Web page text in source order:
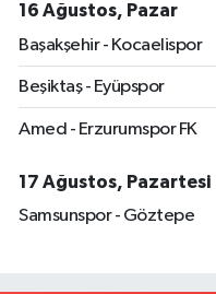
16 Ağustos, Pazar
Başakşehir - Kocaelispor
Beşiktaş - Eyüpspor
Amed - Erzurumspor FK
17 Ağustos, Pazartesi
Samsunspor - Göztepe